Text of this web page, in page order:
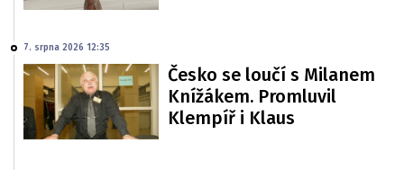
7. srpna 2026 12:35
Česko se loučí s Milanem
Knížákem. Promluvil
Klempíř i Klaus